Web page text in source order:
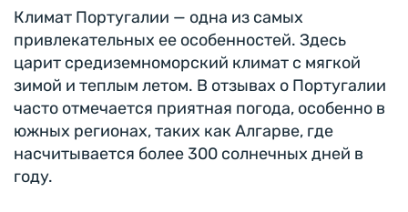
Климат Португалии — одна из самых
привлекательных ее особенностей. Здесь
царит средиземноморский климат с мягкой
зимой и теплым летом. В отзывах о Португалии
часто отмечается приятная погода, особенно в
южных регионах, таких как Алгарве, где
насчитывается более 300 солнечных дней в
году.